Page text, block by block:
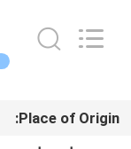
اصلی
equipment
Place of Origin: